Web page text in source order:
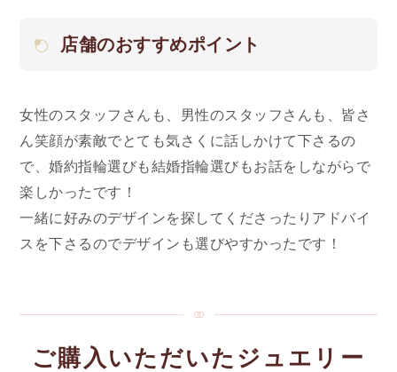
店舗のおすすめポイント
女性のスタッフさんも、男性のスタッフさんも、皆さ
ん笑顔が素敵でとても気さくに話しかけて下さるの
で、婚約指輪選びも結婚指輪選びもお話をしながらで
楽しかったです！
一緒に好みのデザインを探してくださったりアドバイ
スを下さるのでデザインも選びやすかったです！
ご購入いただいたジュエリー